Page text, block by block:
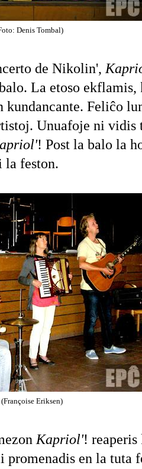
Denis Tombal)
de Nikolin',
La etoso ekflamis,
kundancante. Feliĉo
Unuafoje ni vidis
! Post la balo la
la feston.
Eriksen)
Kapriol'! reaperis
en la tuta